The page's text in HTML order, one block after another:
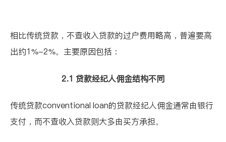
相比传统贷款，不查收入贷款的过户费用略高，普遍要高
出约1%-2%。主要原因包括：
2.1 贷款经纪人佣金结构不同
传统贷款conventional loan的贷款经纪人佣金通常由银行
支付，而不查收入贷款则大多由买方承担。